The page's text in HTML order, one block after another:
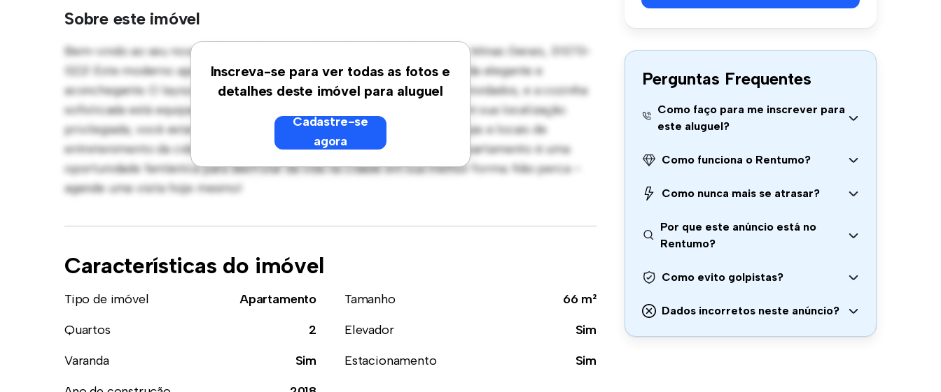
Sobre este imóvel
Inscreva-se para ver todas as fotos e
detalhes deste imóvel para aluguel
Cadastre-se
agora
Bem-vindo ao seu novo refúgio urbano em Nova Vista, Belo Horizonte, Minas Gerais, 31070-
022! Este moderno apartamento de 2 quartos oferece um espaço de vida elegante e
aconchegante. O layout em conceito aberto é perfeito para receber convidados, e a cozinha
sofisticada está equipada com eletrodomésticos de última geração. Com sua localização
privilegiada, você estará a poucos passos dos melhores restaurantes, lojas e locais de
entretenimento da cidade. Com um preço acessível de R$ 2.900, este apartamento é uma
oportunidade fantástica para desfrutar da vida na cidade em sua melhor forma. Não perca –
agende uma visita hoje mesmo!
Características do imóvel
Tipo de imóvel Apartamento Tamanho
66 m²
Quartos
2 Elevador
Sim
Varanda
Sim Estacionamento
Sim
Perguntas Frequentes
Como faço para me inscrever para
este aluguel?
Como funciona o Rentumo?
Como nunca mais se atrasar?
Por que este anúncio está no
Rentumo?
Como evito golpistas?
Dados incorretos neste anúncio?